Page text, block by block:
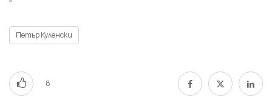
Петър Куленски
8